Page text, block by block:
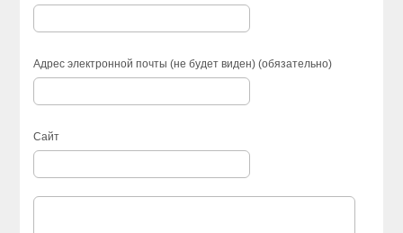
Адрес электронной почты (не будет виден) (обязательно)
Сайт